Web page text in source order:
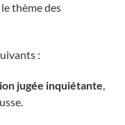
thème des
:
jugée inquiétante,